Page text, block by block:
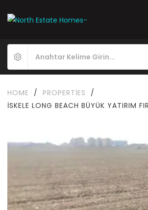
HOME / PROPERTIES
/
İSKELE LONG BEACH BÜYÜK YATIRIM